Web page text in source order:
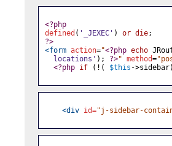
<?php
defined ( '_JEXEC' ) or die;
?>
<form action="<?php echo
  locations'
); ?>" method=
<?php if (! ( $this -
<div id="j-sidebar-